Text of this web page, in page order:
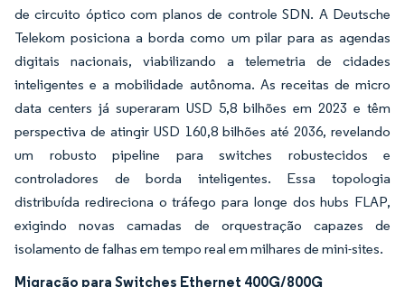
de circuito óptico com planos de controle SDN. A Deutsche
Telekom posiciona a borda como um pilar para as agendas
digitais nacionais, viabilizando a telemetria de cidades
inteligentes e a mobilidade autônoma. As receitas de micro
data centers já superaram USD 5,8 bilhões em 2023 e têm
perspectiva de atingir USD 160,8 bilhões até 2036, revelando
um robusto pipeline para switches robustecidos e
controladores de borda inteligentes. Essa topologia
distribuída redireciona o tráfego para longe dos hubs FLAP,
exigindo novas camadas de orquestração capazes de
isolamento de falhas em tempo real em milhares de mini-sites.
Migração para Switches Ethernet 400G/800G